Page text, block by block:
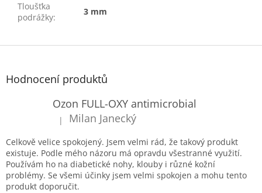
Tloušťka
podrážky:
3 mm
Z
Hodnocení produktů
Ozon FULL-OXY antimicrobial
Hodnocení produktu je 5 z 5 hvězdiček.
| Milan Janecký
Celkově velice spokojený. Jsem velmi rád, že takový produkt
existuje. Podle mého názoru má opravdu všestranné využití.
Používám ho na diabetické nohy, klouby i různé kožní
problémy. Se všemi účinky jsem velmi spokojen a mohu tento
produkt doporučit.